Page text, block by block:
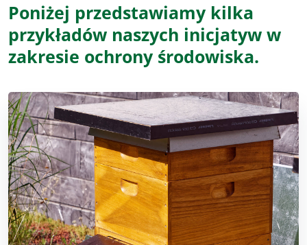
Poniżej przedstawiamy kilka
przykładów naszych inicjatyw w
zakresie ochrony środowiska.